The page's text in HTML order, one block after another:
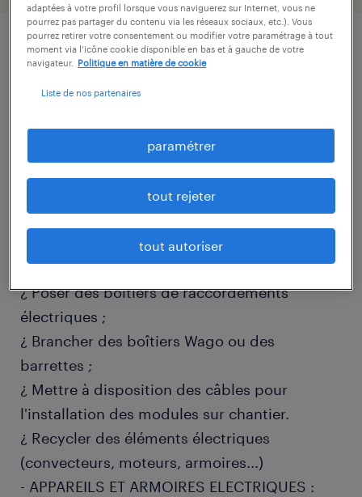
description.
- CABLAGE DES MODULES :
¿Lire un plan électrique ;
¿ Poser des gaines et des câbles
informatiques, téléphoniques et électriques ;
¿ Poser des boîtiers de raccordements
électriques ;
¿ Brancher des boîtiers Wago ou des
barrettes ;
¿ Mettre à disposition des câbles pour
l'installation des modules sur chantier.
¿ Recycler des éléments électriques
(convecteurs, moteurs, armoires...)
- APPAREILS ET ARMOIRES ELECTRIQUES :
adaptées à votre profil lorsque vous naviguerez sur Internet, vous ne
pourrez pas partager du contenu via les réseaux sociaux, etc.). Vous
pourrez retirer votre consentement ou modifier votre paramétrage à tout
moment via l’icône cookie disponible en bas et à gauche de votre
navigateur.
Politique en matière de cookie
Liste de nos partenaires
paramétrer
tout rejeter
tout autoriser